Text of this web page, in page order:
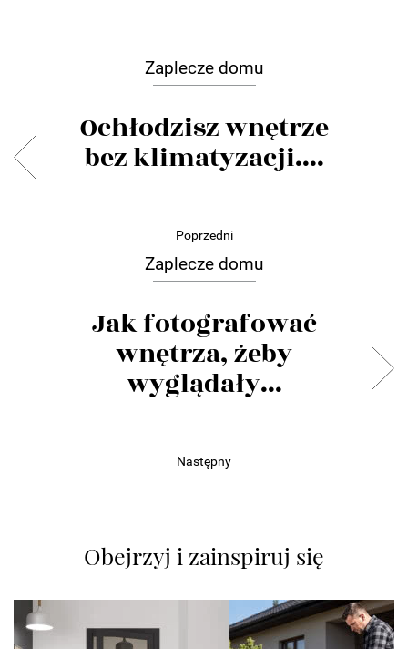
Zaplecze domu
Ochłodzisz wnętrze
bez klimatyzacji....
Poprzedni
Zaplecze domu
Jak fotografować
wnętrza, żeby
wyglądały...
Następny
Obejrzyj i zainspiruj się